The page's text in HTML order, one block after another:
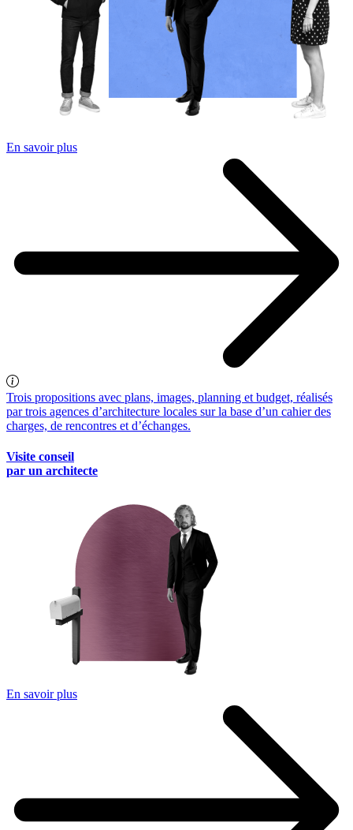
En savoir plus
Trois propositions avec plans, images, planning et budget, réalisés
par trois agences d’architecture locales sur la base d’un cahier des
charges, de rencontres et d’échanges.
Visite conseil
par un architecte
En savoir plus